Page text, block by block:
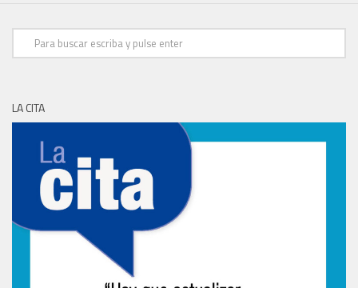
LA CITA